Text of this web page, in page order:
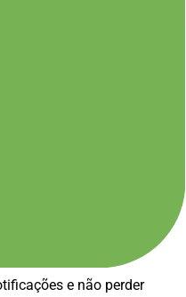
e não perder